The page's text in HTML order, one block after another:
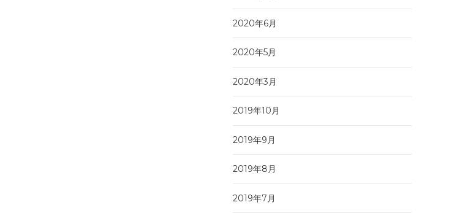
2020年6月
2020年5月
2020年3月
2019年10月
2019年9月
2019年8月
2019年7月